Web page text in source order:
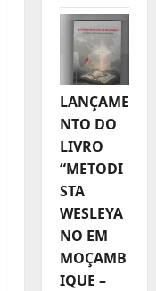
LANÇAME
NTO DO
LIVRO
“METODI
STA
WESLEYA
NO EM
MOÇAMB
IQUE –